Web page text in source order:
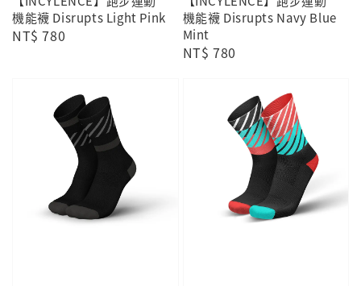
機能襪 Disrupts Light Pink
Regular
NT$ 780
機能襪 Disrupts Navy Blue
Mint
Regular
NT$ 780